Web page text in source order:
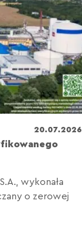
20.07.2026
wykonała
o zerowej